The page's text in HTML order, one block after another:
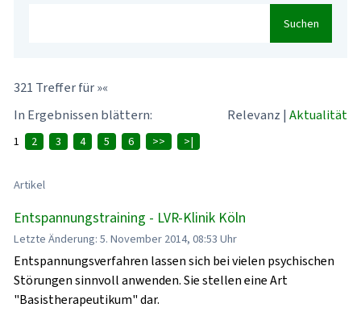
Suchen
321 Treffer für »«
In Ergebnissen blättern:
Relevanz | Aktualität
1 2 3 4 5 6 >> >|
Artikel
Entspannungstraining - LVR-Klinik Köln
Letzte Änderung: 5. November 2014, 08:53 Uhr
Entspannungsverfahren lassen sich bei vielen psychischen
Störungen sinnvoll anwenden. Sie stellen eine Art
"Basistherapeutikum" dar.